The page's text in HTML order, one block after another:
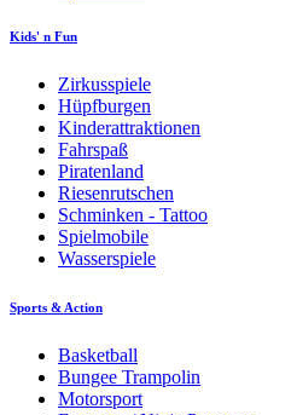
Kids' n Fun
Zirkusspiele
Hüpfburgen
Kinderattraktionen
Fahrspaß
Piratenland
Riesenrutschen
Schminken - Tattoo
Spielmobile
Wasserspiele
Sports & Action
Basketball
Bungee Trampolin
Motorsport